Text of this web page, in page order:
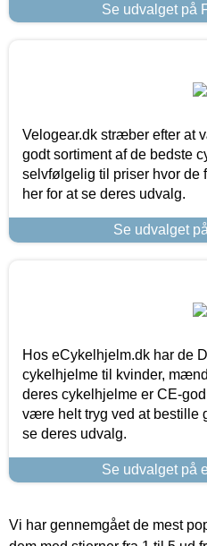
Se udvalget på
Velogear.dk stræber efter at
godt sortiment af de bedste
selvfølgelig til priser hvor de
her for at se deres udvalg.
Se udvalget
Hos eCykelhjelm.dk har de
cykelhjelme til kvinder,
deres cykelhjelme er CE-
være helt tryg ved at bestille
se deres udvalg.
Se udvalget på
Vi har gennemgået de mest